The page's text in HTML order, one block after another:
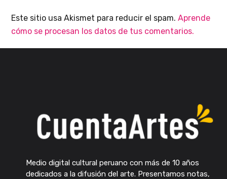
Este sitio usa Akismet para reducir el spam.Aprende
cómo se procesan los datos de tus comentarios.
Medio digital cultural peruano con más de 10 años
dedicados a la difusión del arte. Presentamos notas,